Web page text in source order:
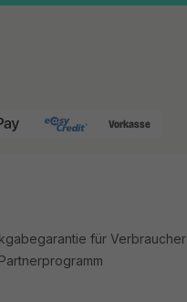
Vorkasse
für Verbraucher